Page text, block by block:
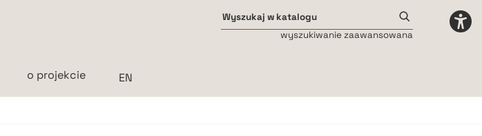
o projekcie
wyszukiwanie zaawansowana